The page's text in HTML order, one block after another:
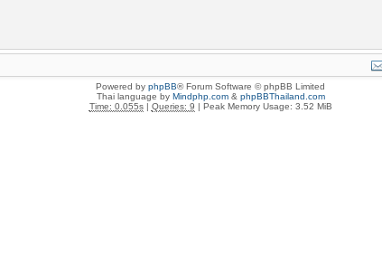
Powered by phpBB® Forum Software © phpBB Limited
Thai language by Mindphp.com& phpBBThailand.com
Time: 0.055s| Queries: 9 | Peak Memory Usage: 3.52 MiB